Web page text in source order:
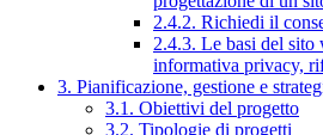
2.4.2. Richiedi il
2.4.3. Le basi del sito
informativa privacy,
3. Pianificazione, gestione e
3.1. Obiettivi del progetto
3.2. Tipologie di progetti